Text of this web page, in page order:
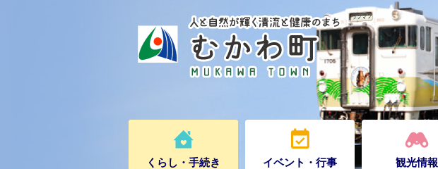
くらし・手続き イベント・行事 観光情報